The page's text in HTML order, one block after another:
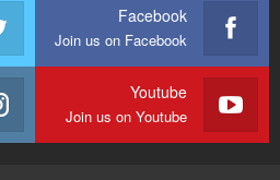
Facebook
Join us on Facebook
Youtube
Join us on Youtube